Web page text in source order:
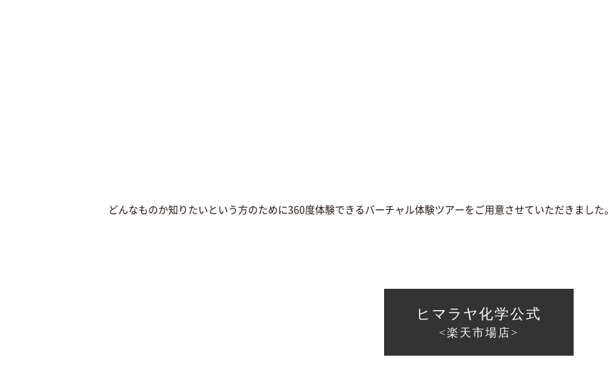
どんなものか知りたいという方のために360度体験できるバーチャル体験ツアーをご用意させていただきました。
ヒマラヤ化学公式
<楽天市場店>